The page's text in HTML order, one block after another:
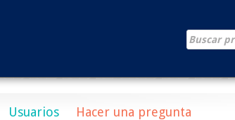
Usuarios Hacer una pregunta